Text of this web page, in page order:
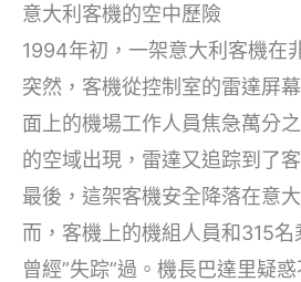
意大利客機的空中歷險
1994年初，一架意大利客機在
突然，客機從控制室的雷達屏
面上的機場工作人員焦急萬分
的空域出現，雷達又追踪到了
最後，這架客機安全降落在意
而，客機上的機組人員和315
曾經”失踪”過。機長巴達里疑